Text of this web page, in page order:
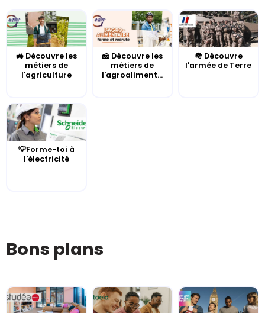
🚜 Découvre les
métiers de
l'agriculture
🧀 Découvre les
métiers de
l'agroaliment...
🪖 Découvre
l'armée de Terre
💡Forme-toi à
l'électricité
Bons plans